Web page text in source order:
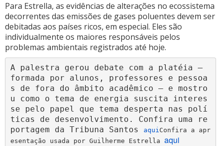
Para Estrella, as evidências de alterações no ecossistema
decorrentes das emissões de gases poluentes devem ser
debitadas aos países ricos, em especial. Eles são
individualmente os maiores responsáveis pelos
problemas ambientais registrados até hoje.
A palestra gerou debate com a platéia –
formada por alunos, professores e pessoa
s de fora do âmbito acadêmico – e mostro
u como o tema de energia suscita interes
se pelo papel que tema desperta nas polí
ticas de desenvolvimento. Confira uma re
portagem da Tribuna Santos
aqui Confira a apr
esentação usada por Guilherme Estrella aqui